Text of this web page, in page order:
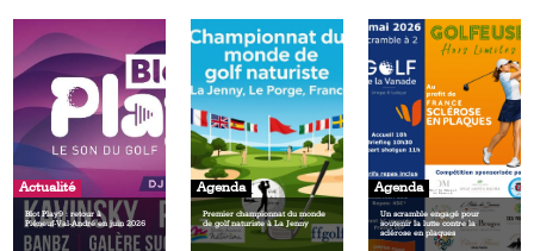
Actualité
Blot Play9 : retour à
Pléneuf‑Val‑André en juin 2026
Agenda
Premier championnat du monde
de golf naturiste à La Jenny
Agenda
Un scramble engagé pour
soutenir la lutte contre la
sclérose en plaques